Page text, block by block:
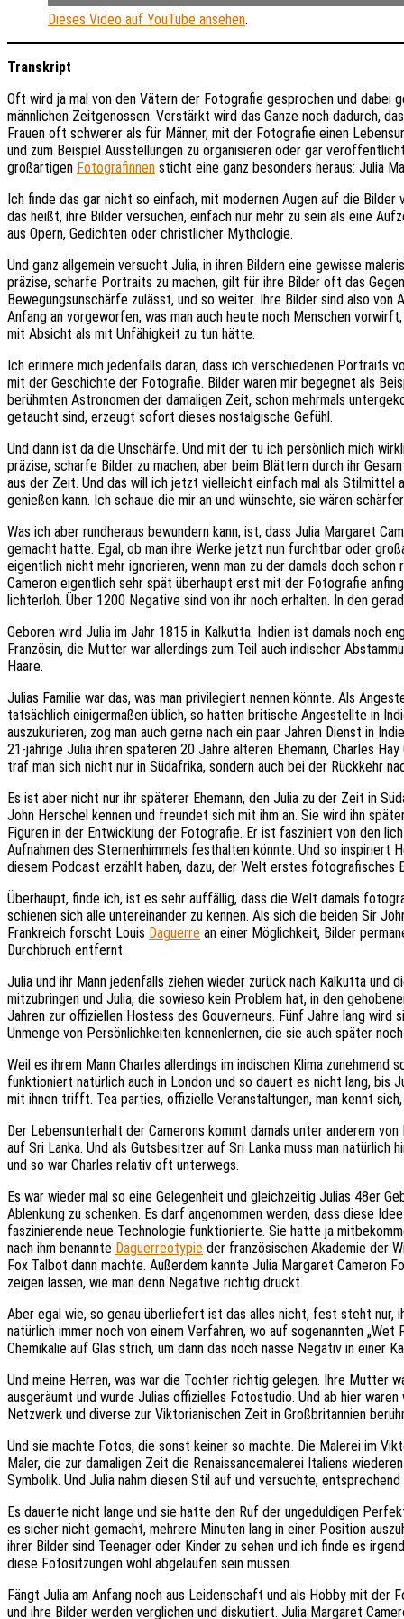
Dieses Video auf YouTube ansehen.
Transkript
Oft wird ja mal von den Vätern der Fotografie gesprochen und dabei
männlichen Zeitgenossen. Verstärkt wird das Ganze noch dadurch,
Frauen oft schwerer als für Männer, mit der Fotografie einen
und zum Beispiel Ausstellungen zu organisieren oder gar
großartigen Fotografinnen sticht eine ganz besonders heraus: Julia
Ich finde das gar nicht so einfach, mit modernen Augen auf die
das heißt, ihre Bilder versuchen, einfach nur mehr zu sein als eine
aus Opern, Gedichten oder christlicher Mythologie.
Und ganz allgemein versucht Julia, in ihren Bildern eine gewisse
präzise, scharfe Portraits zu machen, gilt für ihre Bilder oft das
Bewegungsunschärfe zulässt, und so weiter. Ihre Bilder sind also
Anfang an vorgeworfen, was man auch heute noch Menschen
mit Absicht als mit Unfähigkeit zu tun hätte.
Ich erinnere mich jedenfalls daran, dass ich verschiedenen Portraits
mit der Geschichte der Fotografie. Bilder waren mir begegnet als
berühmten Astronomen der damaligen Zeit, schon mehrmals
getaucht sind, erzeugt sofort dieses nostalgische Gefühl.
Und dann ist da die Unschärfe. Und mit der tu ich persönlich mich
präzise, scharfe Bilder zu machen, aber beim Blättern durch ihr
aus der Zeit. Und das will ich jetzt vielleicht einfach mal als Stilmittel
genießen kann. Ich schaue die mir an und wünschte, sie wären schärfer.
Was ich aber rundheraus bewundern kann, ist, dass Julia Margaret
gemacht hatte. Egal, ob man ihre Werke jetzt nun furchtbar oder
eigentlich nicht mehr ignorieren, wenn man zu der damals doch
Cameron eigentlich sehr spät überhaupt erst mit der Fotografie
lichterloh. Über 1200 Negative sind von ihr noch erhalten. In den
Geboren wird Julia im Jahr 1815 in Kalkutta. Indien ist damals noch
Französin, die Mutter war allerdings zum Teil auch indischer
Haare.
Julias Familie war das, was man privilegiert nennen könnte. Als
tatsächlich einigermaßen üblich, so hatten britische Angestellte in
auszukurieren, zog man auch gerne nach ein paar Jahren Dienst in
21-jährige Julia ihren späteren 20 Jahre älteren Ehemann, Charles
traf man sich nicht nur in Südafrika, sondern auch bei der Rückkehr
Es ist aber nicht nur ihr späterer Ehemann, den Julia zu der Zeit in
John Herschel kennen und freundet sich mit ihm an. Sie wird ihn
Figuren in der Entwicklung der Fotografie. Er ist fasziniert von den
Aufnahmen des Sternenhimmels festhalten könnte. Und so inspiriert
diesem Podcast erzählt haben, dazu, der Welt erstes fotografisches
Überhaupt, finde ich, ist es sehr auffällig, dass die Welt damals
schienen sich alle untereinander zu kennen. Als sich die beiden Sir
Frankreich forscht Louis Daguerre an einer Möglichkeit, Bilder
Durchbruch entfernt.
Julia und ihr Mann jedenfalls ziehen wieder zurück nach Kalkutta und
mitzubringen und Julia, die sowieso kein Problem hat, in den
Jahren zur offiziellen Hostess des Gouverneurs. Fünf Jahre lang
Unmenge von Persönlichkeiten kennenlernen, die sie auch später
Weil es ihrem Mann Charles allerdings im indischen Klima
funktioniert natürlich auch in London und so dauert es nicht lang,
mit ihnen trifft. Tea parties, offizielle Veranstaltungen, man kennt
Der Lebensunterhalt der Camerons kommt damals unter anderem
auf Sri Lanka. Und als Gutsbesitzer auf Sri Lanka muss man
und so war Charles relativ oft unterwegs.
Es war wieder mal so eine Gelegenheit und gleichzeitig Julias 48er
Ablenkung zu schenken. Es darf angenommen werden, dass diese
faszinierende neue Technologie funktionierte. Sie hatte ja
nach ihm benannte Daguerreotypie der französischen Akademie der
Fox Talbot dann machte. Außerdem kannte Julia Margaret Cameron
zeigen lassen, wie man denn Negative richtig druckt.
Aber egal wie, so genau überliefert ist das alles nicht, fest steht nur,
natürlich immer noch von einem Verfahren, wo auf sogenannten
Chemikalie auf Glas strich, um dann das noch nasse Negativ in
Und meine Herren, was war die Tochter richtig gelegen. Ihre Mutter
ausgeräumt und wurde Julias offizielles Fotostudio. Und ab hier
Netzwerk und diverse zur Viktorianischen Zeit in Großbritannien
Und sie machte Fotos, die sonst keiner so machte. Die Malerei im
Maler, die zur damaligen Zeit die Renaissancemalerei Italiens
Symbolik. Und Julia nahm diesen Stil auf und versuchte,
Es dauerte nicht lange und sie hatte den Ruf der ungeduldigen
es sicher nicht gemacht, mehrere Minuten lang in einer Position
ihrer Bilder sind Teenager oder Kinder zu sehen und ich finde es
diese Fotositzungen wohl abgelaufen sein müssen.
Fängt Julia am Anfang noch aus Leidenschaft und als Hobby mit der
und ihre Bilder werden verglichen und diskutiert. Julia Margaret